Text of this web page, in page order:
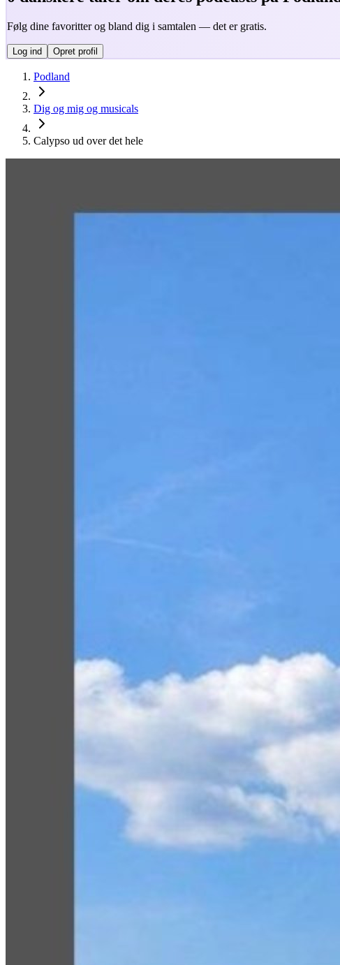
Følg dine favoritter og bland dig i samtalen — det er gratis.
Log ind Opret profil
Podland
Dig og mig og musicals
Calypso ud over det hele